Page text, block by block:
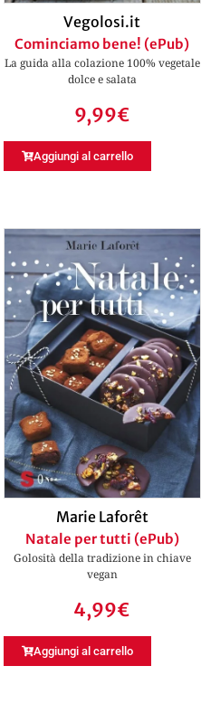
Vegolosi.it
Cominciamo bene! (ePub)
La guida alla colazione 100% vegetale
dolce e salata
9,99€
Aggiungi al carrello
Marie Laforêt
Natale per tutti (ePub)
Golosità della tradizione in chiave
vegan
4,99€
Aggiungi al carrello